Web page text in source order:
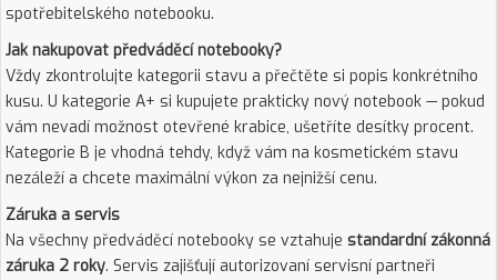
spotřebitelského notebooku.
Jak nakupovat předváděcí notebooky?
Vždy zkontrolujte kategorii stavu a přečtěte si popis konkrétního
kusu. U kategorie A+ si kupujete prakticky nový notebook — pokud
vám nevadí možnost otevřené krabice, ušetříte desítky procent.
Kategorie B je vhodná tehdy, když vám na kosmetickém stavu
nezáleží a chcete maximální výkon za nejnižší cenu.
Záruka a servis
Na všechny předváděcí notebooky se vztahuje standardní zákonná
záruka 2 roky. Servis zajišťují autorizovaní servisní partneři